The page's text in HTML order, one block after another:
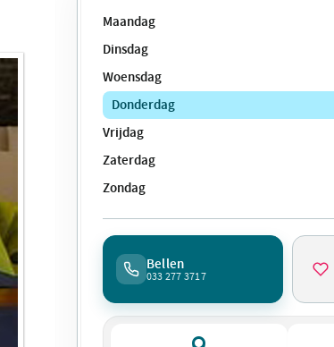
Maandag
Dinsdag
Woensdag
Donderdag
Vrijdag
Zaterdag
Zondag
Bellen
033 277 3717